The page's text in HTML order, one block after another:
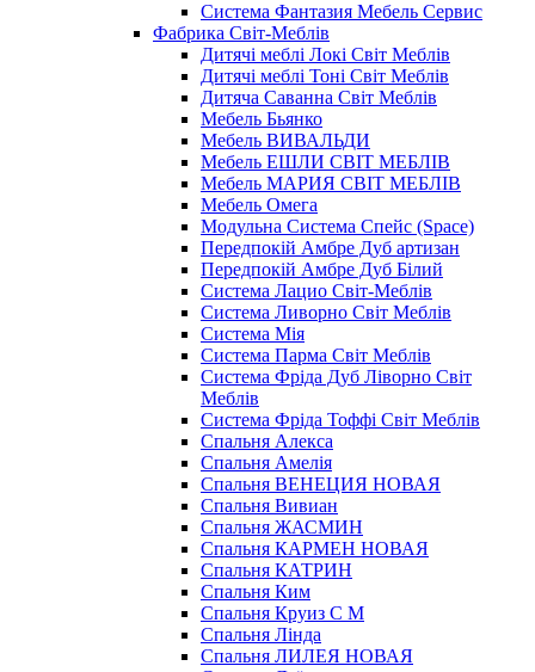
Система Фантазия Мебель Сервис
Фабрика Світ-Меблів
Дитячі меблі Локі Світ Меблів
Дитячі меблі Тоні Світ Меблів
Дитяча Саванна Світ Меблів
Мебель Бьянко
Мебель ВИВАЛЬДИ
Мебель ЕШЛИ СВІТ МЕБЛІВ
Мебель МАРИЯ СВІТ МЕБЛІВ
Мебель Омега
Модульна Cистема Спейс (Space)
Передпокій Амбре Дуб артизан
Передпокій Амбре Дуб Білий
Система Лацио Світ-Меблів
Система Ливорно Світ Меблів
Система Мія
Система Парма Свiт Меблiв
Система Фріда Дуб Ліворно Світ
Меблів
Система Фріда Тоффі Світ Меблів
Спальня Алекса
Спальня Амелія
Спальня ВЕНЕЦИЯ НОВАЯ
Спальня Вивиан
Спальня ЖАСМИН
Спальня КАРМЕН НОВАЯ
Спальня КАТРИН
Спальня Ким
Спальня Круиз С М
Спальня Лінда
Спальня ЛИЛЕЯ НОВАЯ